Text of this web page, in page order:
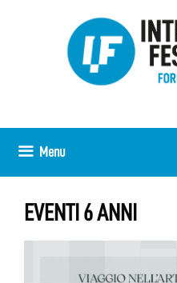
Menu
EVENTI 6 ANNI